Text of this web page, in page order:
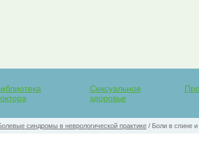
Сексуальное
здоровье
синдромы в неврологической практике / Боли в спине и